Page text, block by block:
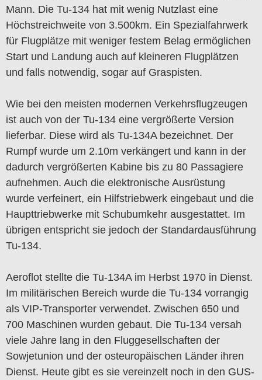
Mann. Die Tu-134 hat mit wenig Nutzlast eine
Höchstreichweite von 3.500km. Ein Spezialfahrwerk
für Flugplätze mit weniger festem Belag ermöglichen
Start und Landung auch auf kleineren Flugplätzen
und falls notwendig, sogar auf Graspisten.
Wie bei den meisten modernen Verkehrsflugzeugen
ist auch von der Tu-134 eine vergrößerte Version
lieferbar. Diese wird als Tu-134A bezeichnet. Der
Rumpf wurde um 2.10m verkängert und kann in der
dadurch vergrößerten Kabine bis zu 80 Passagiere
aufnehmen. Auch die elektronische Ausrüstung
wurde verfeinert, ein Hilfstriebwerk eingebaut und die
Haupttriebwerke mit Schubumkehr ausgestattet. Im
übrigen entspricht sie jedoch der Standardausführung
Tu-134.
Aeroflot stellte die Tu-134A im Herbst 1970 in Dienst.
Im militärischen Bereich wurde die Tu-134 vorrangig
als VIP-Transporter verwendet. Zwischen 650 und
700 Maschinen wurden gebaut. Die Tu-134 versah
viele Jahre lang in den Fluggesellschaften der
Sowjetunion und der osteuropäischen Länder ihren
Dienst. Heute gibt es sie vereinzelt noch in den GUS-